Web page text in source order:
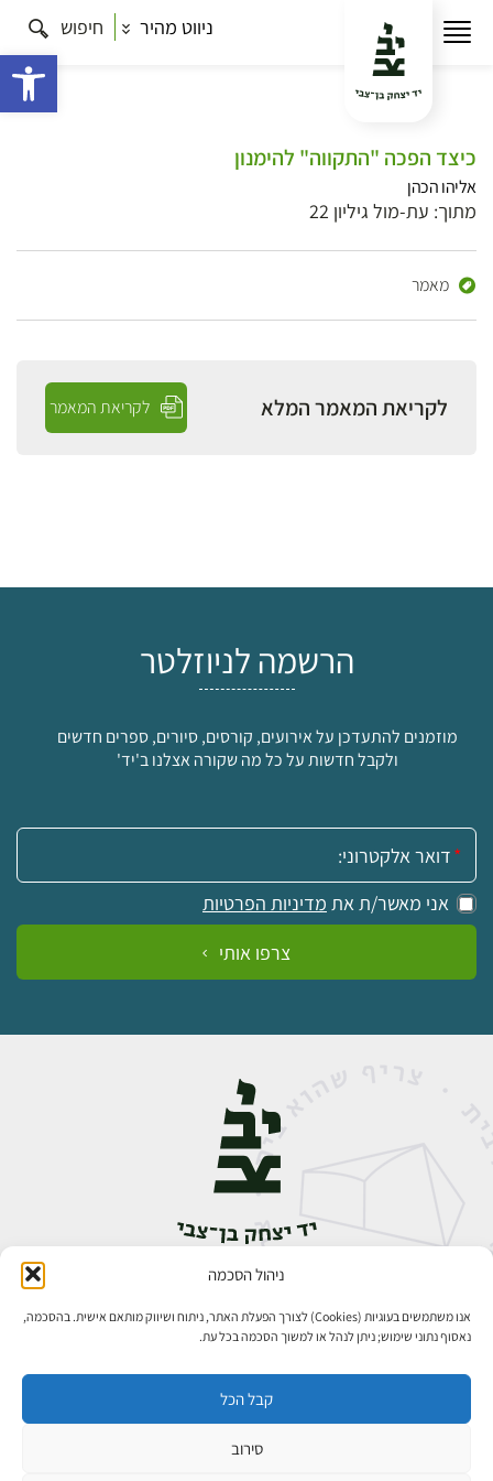
ניהול הסכמה
אנו משתמשים בעוגיות (Cookies) לצורך הפעלת האתר, ניתוח ושיווק מותאם אישית. בהסכמה,
נאסוף נתוני שימוש; ניתן לנהל או למשוך הסכמה בכל עת.
קבל הכל
סירוב
ניווט מהיר חיפוש
כיצד הפכה "התקווה" להימנון
אליהו הכהן
מתוך: עת-מול גיליון 22
מאמר
לקריאת המאמר המלא לקריאת המאמר
הרשמה לניוזלטר
מוזמנים להתעדכן על אירועים, קורסים, סיורים, ספרים חדשים
ולקבל חדשות על כל מה שקורה אצלנו ב'יד'
אימייל:
אני מאשר/ת את מדיניות הפרטיות
צרפו אותי
אבן גבירול 14, רחביה, ירושלים